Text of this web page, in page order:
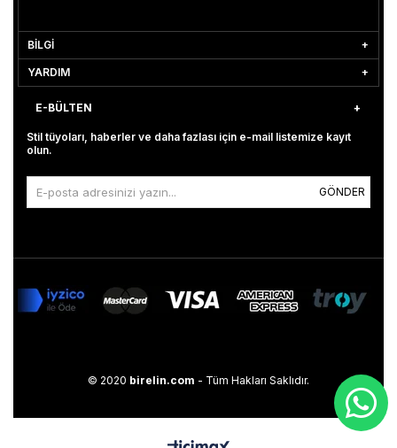
BİLGİ
YARDIM
E-BÜLTEN
Stil tüyoları, haberler ve daha fazlası için e-mail listemize kayıt
olun.
GÖNDER
© 2020 birelin.com - Tüm Hakları Saklıdır.